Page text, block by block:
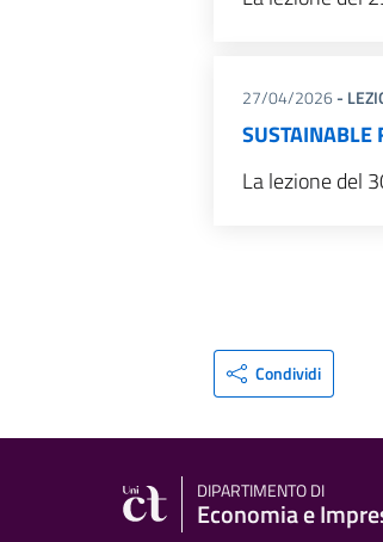
27/04/2026-
La lezione del
Condividi
DIPARTIMENTO DI
Economia e